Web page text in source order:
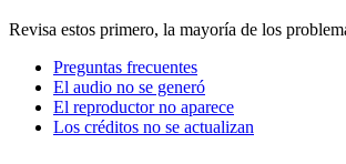
Revisa estos primero, la mayoría de los
Preguntas frecuentes
El audio no se generó
El reproductor no aparece
Los créditos no se actualizan